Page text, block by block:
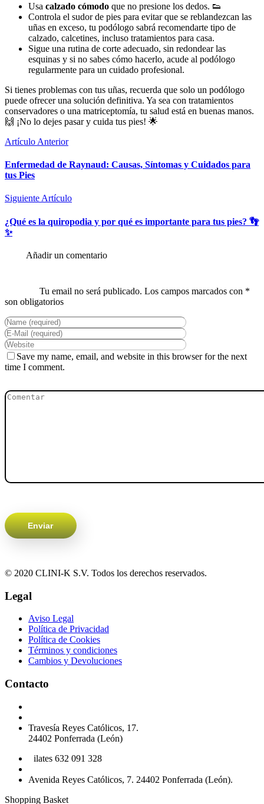
Usa calzado cómodo que no presione los dedos. 👟
Controla el sudor de pies para evitar que se reblandezcan las
uñas en exceso, tu podólogo sabrá recomendarte tipo de
calzado, calcetines, incluso tratamientos para casa.
Sigue una rutina de corte adecuado, sin redondear las
esquinas y si no sabes cómo hacerlo, acude al podólogo
regularmente para un cuidado profesional.
Si tienes problemas con tus uñas, recuerda que solo un podólogo
puede ofrecer una solución definitiva. Ya sea con tratamientos
conservadores o una matriceptomía, tu salud está en buenas manos.
🙌 ¡No lo dejes pasar y cuida tus pies! 🌟
Artículo Anterior
Enfermedad de Raynaud: Causas, Síntomas y Cuidados para
tus Pies
Siguiente Artículo
¿Qué es la quiropodia y por qué es importante para tus pies? 👣
✨
Save my name, email, and website in this browser for the next
time I comment.
© 2020 CLINI-K S.V. Todos los derechos reservados.
Legal
Aviso Legal
Política de Privacidad
Política de Cookies
Términos y condiciones
Cambios y Devoluciones
Contacto
Travesía Reyes Católicos, 17.
24402 Ponferrada (León)
ilates 632 091 328
Avenida Reyes Católicos, 7. 24402 Ponferrada (León).
Shopping Basket